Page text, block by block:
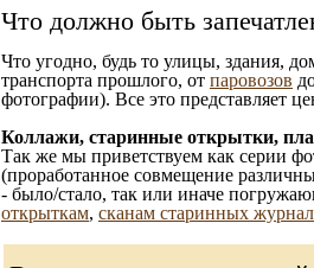
Что должно быть
Что угодно, будь то улицы, здания,
транспорта прошлого, от паровозов
фотографии). Все это представляет
Коллажи, старинные открытки,
Так же мы приветствуем как серии
(проработанное совмещение
- было/стало, так или иначе
открыткам, сканам старинных